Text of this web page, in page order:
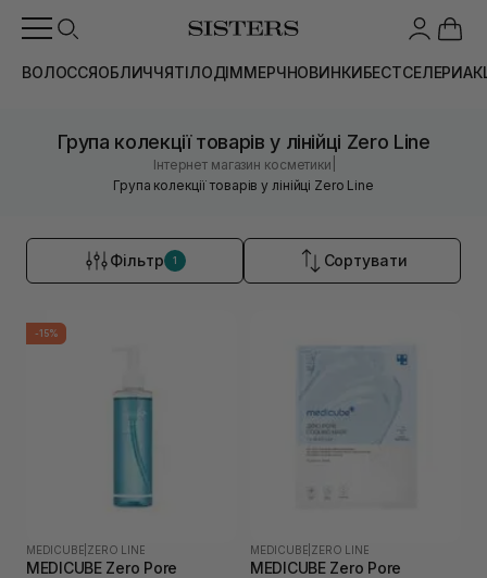
ВОЛОССЯОБЛИЧЧЯТІЛОДІММЕРЧНОВИНКИБЕСТСЕЛЕРИ
Група колекції товарів у лінійці Zero Line
Інтернет магазин косметики
Група колекції товарів у лінійці Zero Line
Фільтр 1 Сортувати
-15%
MEDICUBE ZERO LINE
MEDICUBE Zero Pore
MEDICUBE ZERO LINE
MEDICUBE Zero Pore